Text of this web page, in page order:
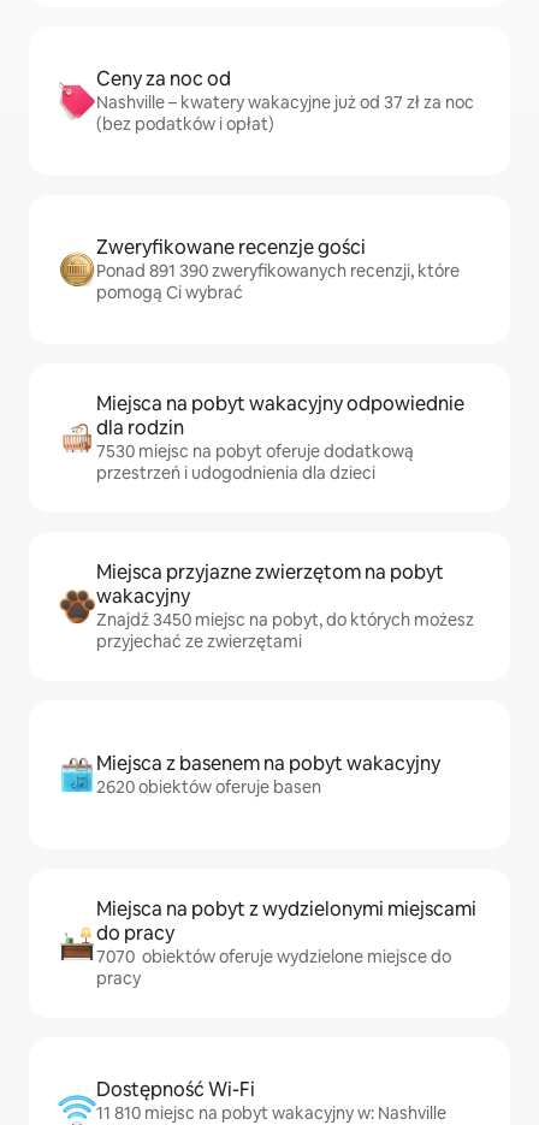
Ceny za noc od
Nashville – kwatery wakacyjne już od 37 zł za noc
(bez podatków i opłat)
Zweryfikowane recenzje gości
Ponad 891 390 zweryfikowanych recenzji, które
pomogą Ci wybrać
Miejsca na pobyt wakacyjny odpowiednie
dla rodzin
7530 miejsc na pobyt oferuje dodatkową
przestrzeń i udogodnienia dla dzieci
Miejsca przyjazne zwierzętom na pobyt
wakacyjny
Znajdź 3450 miejsc na pobyt, do których możesz
przyjechać ze zwierzętami
Miejsca z basenem na pobyt wakacyjny
2620 obiektów oferuje basen
Miejsca na pobyt z wydzielonymi miejscami
do pracy
7070 obiektów oferuje wydzielone miejsce do
pracy
Dostępność Wi-Fi
11 810 miejsc na pobyt wakacyjny w: Nashville